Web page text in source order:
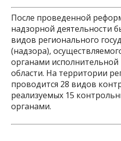
После проведенной
надзорной деятельности
видов регионального
(надзора),
органами исполнительной
области. На территории
проводится 28 видов
реализуемых 15
органами.